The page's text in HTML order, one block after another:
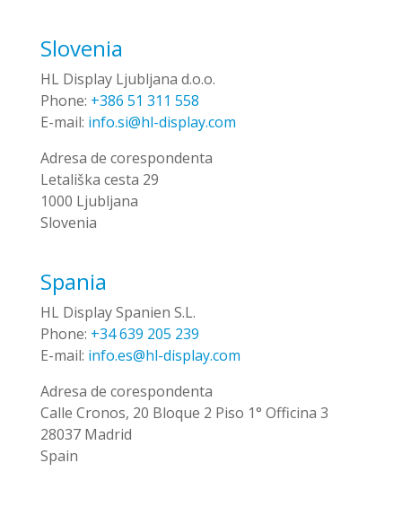
Slovenia
HL Display Ljubljana d.o.o.
Phone: +386 51 311 558
E-mail: info.si@hl-display.com
Adresa de corespondenta
Letališka cesta 29
1000 Ljubljana
Slovenia
Spania
HL Display Spanien S.L.
Phone: +34 639 205 239
E-mail: info.es@hl-display.com
Adresa de corespondenta
Calle Cronos, 20 Bloque 2 Piso 1° Officina 3
28037 Madrid
Spain